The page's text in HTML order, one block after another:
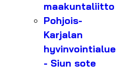
maakuntaliitto
Pohjois-
Karjalan
hyvinvointialue
- Siun sote